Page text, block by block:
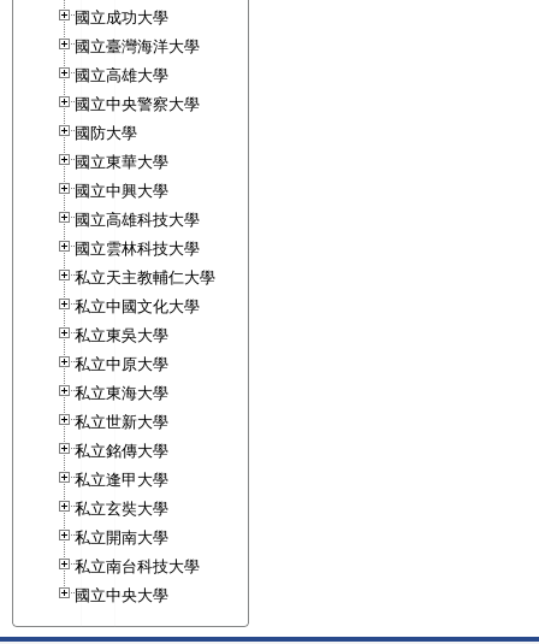
國立成功大學
國立臺灣海洋大學
國立高雄大學
國立中央警察大學
國防大學
國立東華大學
國立中興大學
國立高雄科技大學
國立雲林科技大學
私立天主教輔仁大學
私立中國文化大學
私立東吳大學
私立中原大學
私立東海大學
私立世新大學
私立銘傳大學
私立逢甲大學
私立玄奘大學
私立開南大學
私立南台科技大學
國立中央大學